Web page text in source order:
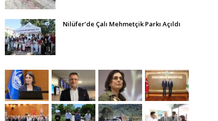
Nilüfer’de Çalı Mehmetçik Parkı Açıldı